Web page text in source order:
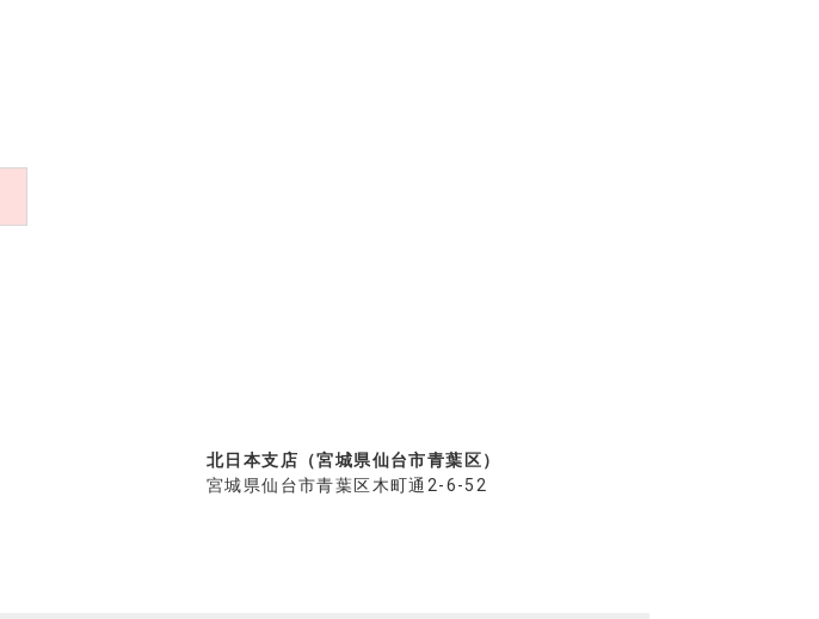
北日本支店（宮城県仙台市青葉区）
宮城県仙台市青葉区木町通2-6-52